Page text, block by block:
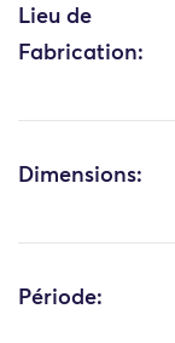
Lieu de
Fabrication:
Dimensions:
Période: